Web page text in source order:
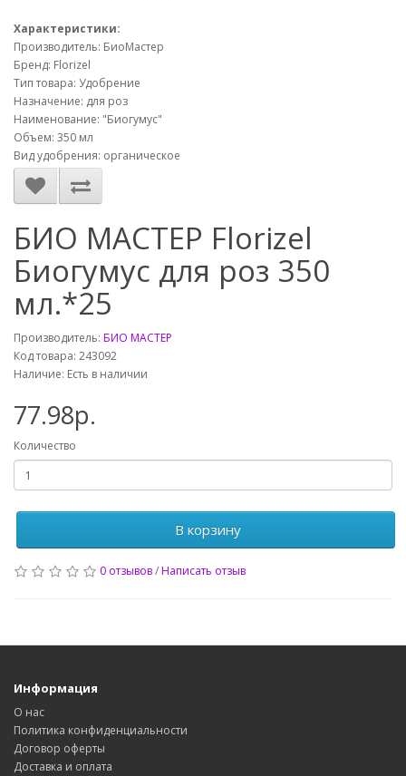
Характеристики:
Производитель: БиоМастер
Бренд: Florizel
Тип товара: Удобрение
Назначение: для роз
Наименование: "Биогумус"
Объем: 350 мл
Вид удобрения: органическое
БИО МАСТЕР Florizel
Биогумус для роз 350
мл.*25
Производитель: БИО МАСТЕР
Код товара: 243092
Наличие: Есть в наличии
77.98р.
Количество
В корзину
0 отзывов/Написать отзыв
Информация
О нас
Политика конфиденциальности
Договор оферты
Доставка и оплата